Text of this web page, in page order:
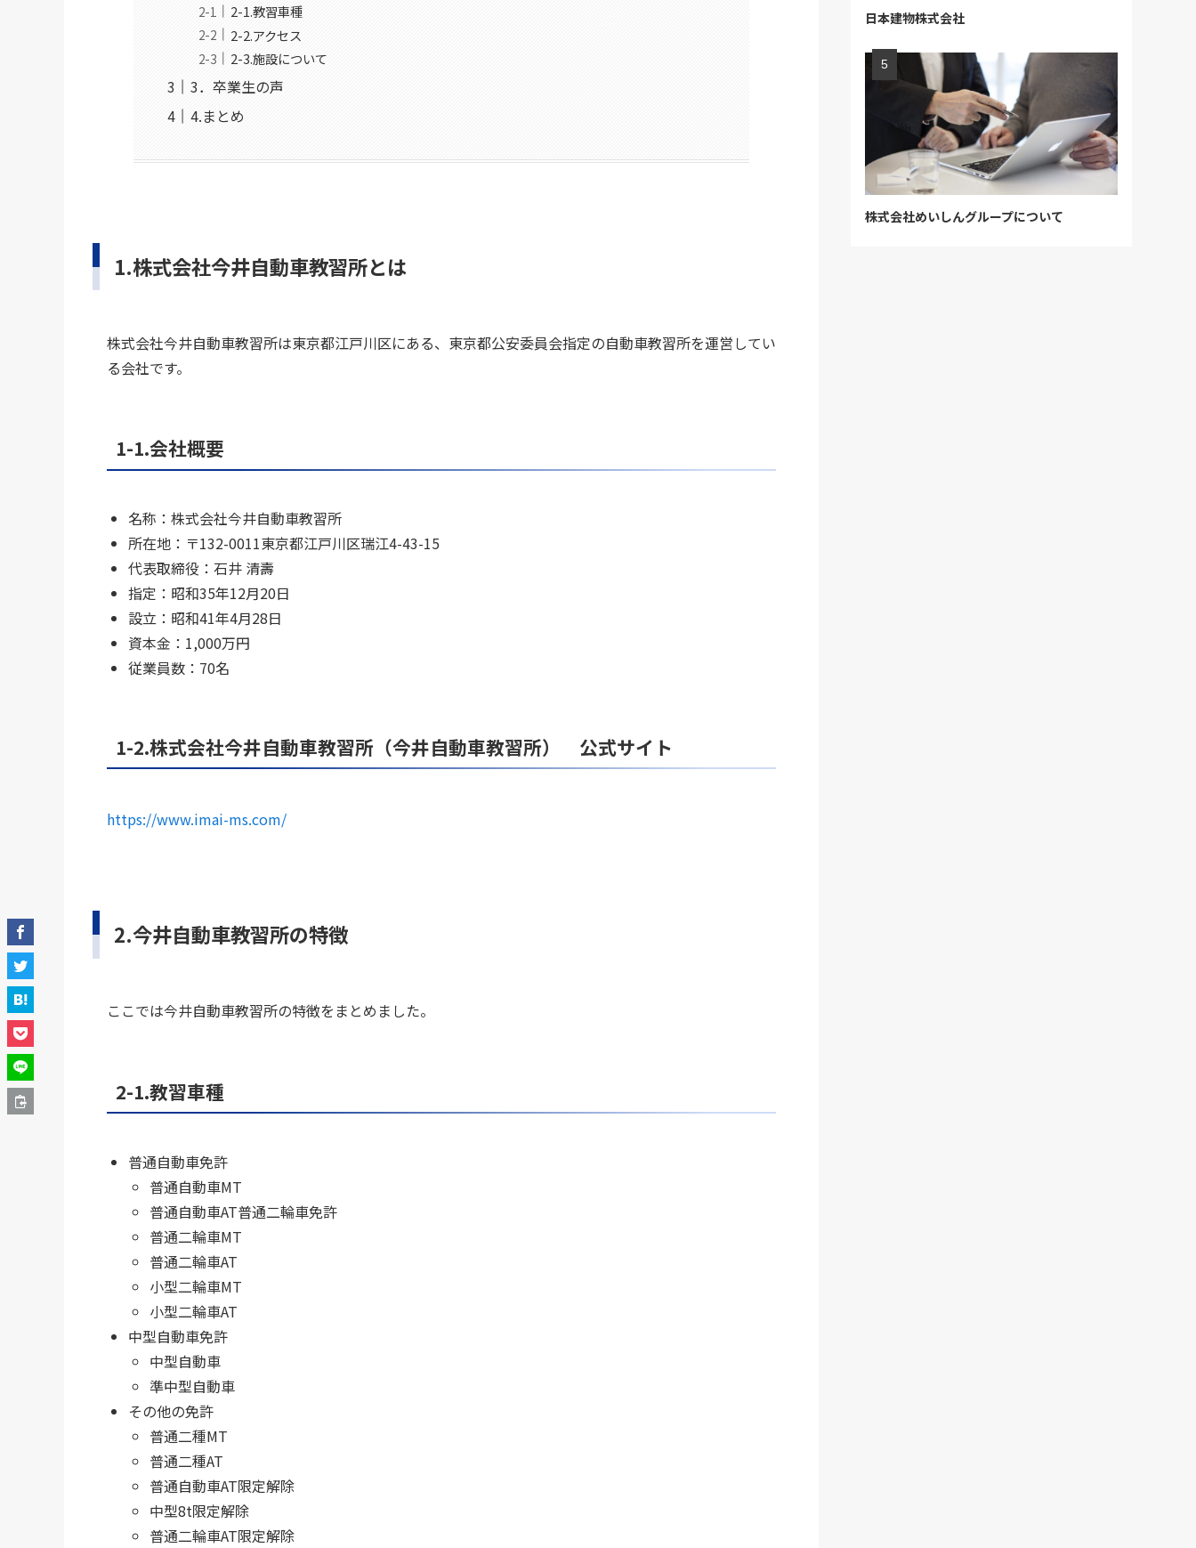
2-1.教習車種
2-2.アクセス
2-3.施設について
3．卒業生の声
4.まとめ
1.株式会社今井自動車教習所とは
株式会社今井自動車教習所は東京都江戸川区にある、東京都公安委員会指定の自動車教習所を運営してい
る会社です。
1-1.会社概要
名称：株式会社今井自動車教習所
所在地：〒132-0011東京都江戸川区瑞江4-43-15
代表取締役：石井 清壽
指定：昭和35年12月20日
設立：昭和41年4月28日
資本金：1,000万円
従業員数：70名
1-2.株式会社今井自動車教習所（今井自動車教習所） 公式サイト
https://www.imai-ms.com/
2.今井自動車教習所の特徴
ここでは今井自動車教習所の特徴をまとめました。
2-1.教習車種
普通自動車免許
普通自動車MT
普通自動車AT普通二輪車免許
普通二輪車MT
普通二輪車AT
小型二輪車MT
小型二輪車AT
中型自動車免許
中型自動車
準中型自動車
その他の免許
普通二種MT
普通二種AT
普通自動車AT限定解除
中型8t限定解除
普通二輪車AT限定解除
日本建物株式会社
株式会社めいしんグループについて